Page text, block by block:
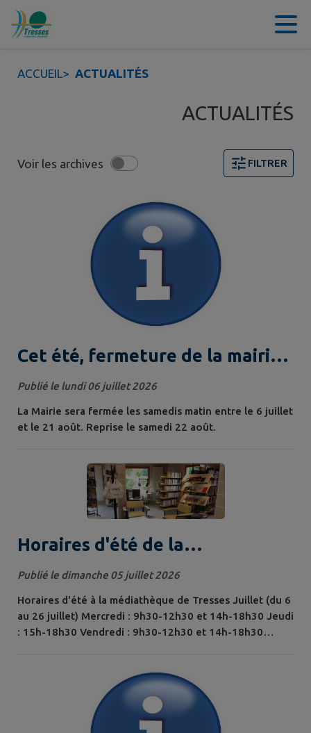
Contenu
ACCUEIL> ACTUALITÉS
ACTUALITÉS
Voir les archives FILTRER
Cet été, fermeture de la mairie
les samedis matin
Publié le lundi 06 juillet 2026
La Mairie sera fermée les samedis matin entre le 6 juillet
et le 21 août. Reprise le samedi 22 août.
Horaires d'été de la
médiathèque
Publié le dimanche 05 juillet 2026
Horaires d'été à la médiathèque de Tresses Juillet (du 6
au 26 juillet) Mercredi : 9h30-12h30 et 14h-18h30 Jeudi
: 15h-18h30 Vendredi : 9h30-12h30 et 14h-18h30
15h-18h30 Vendredi : 9h30-12h30 et 14h-18h30
Samedi : 10h-12h30 Fermetures exceptionnelles : Jeudi
2 juillet Du lundi 27 juillet au...